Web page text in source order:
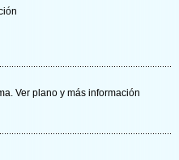
Ver plano y más información